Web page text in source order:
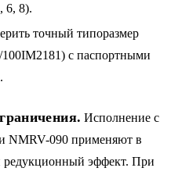
6, 8).
точный типоразмер
с паспортными
Исполнение с
NMRV-090 применяют в
редукционный эффект. При